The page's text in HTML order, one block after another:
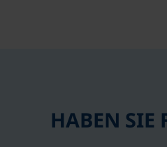
HABEN SIE